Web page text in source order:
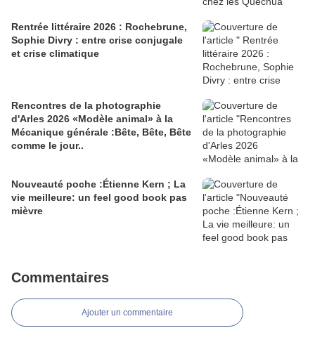
Rentrée littéraire 2026 : Rochebrune,
Sophie Divry : entre crise conjugale
et crise climatique
Rencontres de la photographie
d'Arles 2026 «Modèle animal» à la
Mécanique générale :Bête, Bête, Bête
comme le jour..
Nouveauté poche :Étienne Kern ; La
vie meilleure: un feel good book pas
mièvre
Commentaires
Ajouter un commentaire